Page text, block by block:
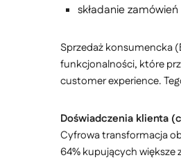
składanie
Sprzedaż konsumencka
funkcjonalności, które
customer experience.
Doświadczenia klienta
Cyfrowa transformacja
64% kupujących większe